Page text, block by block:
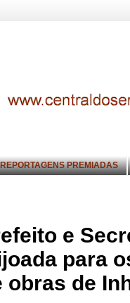
REPORTAGENS PREMIADAS
e
para
obras de